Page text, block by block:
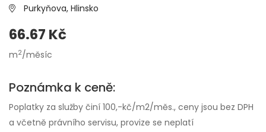
Purkyňova, Hlinsko
66.67 Kč
m2/měsíc
Poznámka k ceně:
Poplatky za služby činí 100,-kč/m2/měs., ceny jsou bez DPH
a včetně právního servisu, provize se neplatí